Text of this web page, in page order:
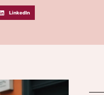
LinkedIn